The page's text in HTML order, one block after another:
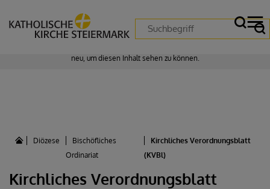
Zustimmung erforderlich!
neu, um diesen Inhalt sehen zu können.
Diözese
Bischöfliches
Ordinariat
Kirchliches Verordnungsblatt
(KVBl)
Kirchliches Verordnungsblatt